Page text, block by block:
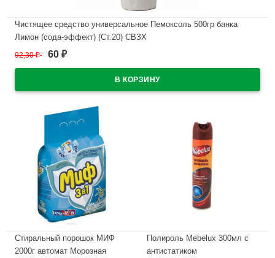
Чистящее средство универсальное Пемоксоль 500гр банка
Лимон (сода-эффект) (Ст.20) СВЗХ
В наличии
92,30₽ 60 ₽
Стиральный порошок МИФ
2000г автомат Морозная
Полироль Mebelux 300мл с
антистатиком